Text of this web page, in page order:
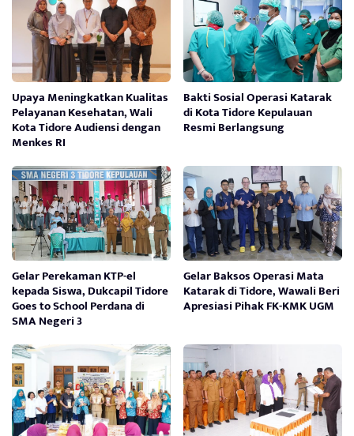
Upaya Meningkatkan Kualitas
Pelayanan Kesehatan, Wali
Kota Tidore Audiensi dengan
Menkes RI
Bakti Sosial Operasi Katarak
di Kota Tidore Kepulauan
Resmi Berlangsung
Gelar Perekaman KTP-el
kepada Siswa, Dukcapil Tidore
Goes to School Perdana di
SMA Negeri 3
Gelar Baksos Operasi Mata
Katarak di Tidore, Wawali Beri
Apresiasi Pihak FK-KMK UGM